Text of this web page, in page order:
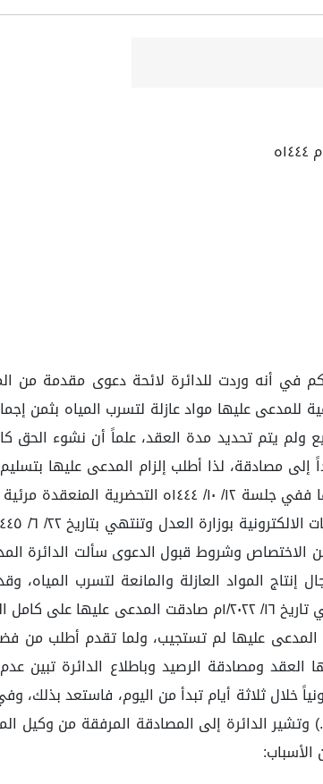
ريال، هذه دعواي. وباطلاع الدائرة عليها حددت
من الاختصاص وشروط قبول الدعوى سألت الدائرة
العقد ومصادقة الرصيد وباطلاع الدائرة